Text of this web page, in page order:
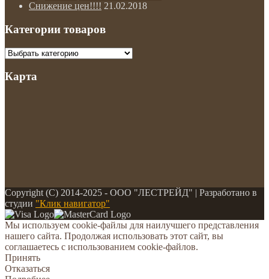
Снижение цен!!!! 21.02.2018
Категории товаров
Карта
Copyright (С) 2014-2025 - ООО "ЛЕСТРЕЙД" | Разработано в
студии "Клик навигатор"
Мы используем cookie-файлы для наилучшего представления
нашего сайта. Продолжая использовать этот сайт, вы
соглашаетесь с использованием cookie-файлов.
Принять
Отказаться